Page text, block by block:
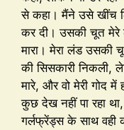
से कहा। मैंने उसे खींच
कर दी। उसकी चूत
मारा। मेरा लंड
की सिसकारी निकली,
मारे, और वो मेरी गोद
कुछ देख नहीं पा रहा
गर्लफ्रेंड्स के साथ